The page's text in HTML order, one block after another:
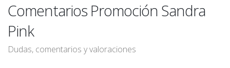
Comentarios Promoción Sandra
Pink
Dudas, comentarios y valoraciones